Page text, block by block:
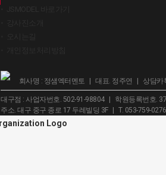
회사명 : 정샘엑터멘토 | 대표. 정주연 | 상담카
대구점 : 사업자번호. 502-91-98804 | 학원등록번호.
주소. 대구 중구 종로 17 두레빌딩 3F | T. 053-759-0276